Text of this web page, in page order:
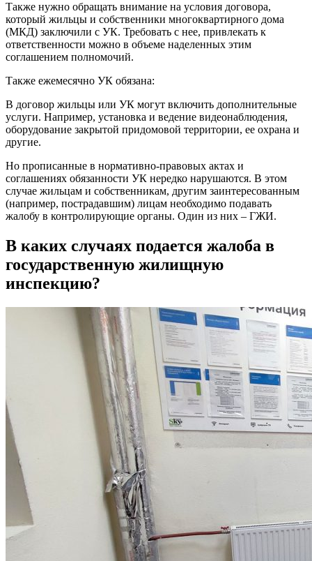
Также нужно обращать внимание на условия договора,
который жильцы и собственники многоквартирного дома
(МКД) заключили с УК. Требовать с нее, привлекать к
ответственности можно в объеме наделенных этим
соглашением полномочий.
Также ежемесячно УК обязана:
В договор жильцы или УК могут включить дополнительные
услуги. Например, установка и ведение видеонаблюдения,
оборудование закрытой придомовой территории, ее охрана и
другие.
Но прописанные в нормативно-правовых актах и
соглашениях обязанности УК нередко нарушаются. В этом
случае жильцам и собственникам, другим заинтересованным
(например, пострадавшим) лицам необходимо подавать
жалобу в контролирующие органы. Один из них – ГЖИ.
В каких случаях подается жалоба в
государственную жилищную
инспекцию?